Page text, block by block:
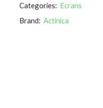
Categories: Ecrans
Brand: Actinica